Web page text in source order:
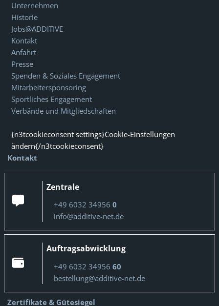
Unternehmen
Historie
Jobs@ADDITIVE
Kontakt
Anfahrt
Presse
Spenden & Soziales Engagement
Mitarbeitersponsoring
Sportliches Engagement
Verbände und Mitgliedschaften
{n3tcookieconsent settings}Cookie-Einstellungen
ändern{/n3tcookieconsent}
Kontakt
Zentrale
+49 6032 34956 0
info@additive-net.de
Auftragsabwicklung
+49 6032 34956 60
bestellung@additive-net.de
Zertifikate & Gütesiegel